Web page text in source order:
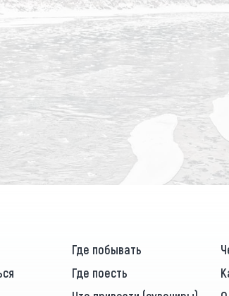
Где побывать
Где поесть